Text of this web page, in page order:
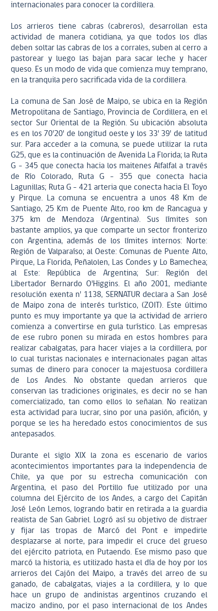
internacionales para conocer la cordillera.
Los arrieros tiene cabras (cabreros), desarrollan esta
actividad de manera cotidiana, ya que todos los días
deben soltar las cabras de los a corrales, suben al cerro a
pastorear y luego las bajan para sacar leche y hacer
queso. Es un modo de vida que comienza muy temprano,
en la tranquila pero sacrificada vida de la cordillera.
La comuna de San José de Maipo, se ubica en la Región
Metropolitana de Santiago, Provincia de Cordillera, en el
sector Sur Oriental de la Región. Su ubicación absoluta
es en los 70'20' de longitud oeste y los 33' 39' de latitud
sur. Para acceder a la comuna, se puede utilizar la ruta
G25, que es la continuación de Avenida La Florida; la Ruta
G - 345 que conecta hacia los maitenes Alfalfal a través
de Río Colorado, Ruta G - 355 que conecta hacia
Lagunillas; Ruta G - 421 arteria que conecta hacia El Toyo
y Pirque. La comuna se encuentra a unos 48 Km de
Santiago, 25 Km de Puente Alto, roo km de Rancagua y
375 km de Mendoza (Argentina). Sus límites son
bastante amplios, ya que comparte un sector fronterizo
con Argentina, además de los límites internos: Norte:
Región de Valparaíso; al Oeste: Comunas de Puente Alto,
Pirque, La Florida, Peñalolen, Las Condes y Lo Bamechea;
al Este: República de Argentina; Sur: Región del
Libertador Bernardo O'Higgins. El año 2001, mediante
resolución exenta n' 1138, SERNATUR declara a San José
de Maipo zona de interés turístico, (ZOIT). Este último
punto es muy importante ya que la actividad de arriero
comienza a convertirse en gula turístico. Las empresas
de ese rubro ponen su mirada en estos hombres para
realizar cabalgatas, para hacer viajes a la cordillera, por
lo cual turistas nacionales e internacionales pagan altas
sumas de dinero para conocer la majestuosa cordillera
de Los Andes. No obstante quedan arrieros que
conservan las tradiciones originales, es decir no se han
comercializado, tan como ellos lo señalan. No realizan
esta actividad para lucrar, sino por una pasión, afición, y
porque se les ha heredado estos conocimientos de sus
antepasados.
Durante el siglo XIX la zona es escenario de varios
acontecimientos importantes para la independencia de
Chile, ya que por su estrecha comunicación con
Argentina, el paso del Portillo fue utilizado por una
columna del Ejército de los Andes, a cargo del Capitán
José León Lemos, logrando batir en retirada a la guardia
realista de San Gabriel. Logró así su objetivo de distraer
y fijar las tropas de Marcó del Pont e impedirle
desplazarse al norte, para impedir el cruce del grueso
del ejército patriota, en Putaendo. Ese mismo paso que
marcó la historia, es utilizado hasta el día de hoy por los
arrieros del Cajón del Maipo, a través del arreo de su
ganado, de cabalgatas, viajes a la cordillera, y lo que
hace un grupo de andinistas argentinos cruzando el
macizo andino, por el paso internacional de los Andes